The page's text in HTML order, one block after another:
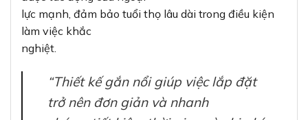
lực mạnh, đảm bảo tuổi thọ lâu dài trong điều kiện
làm việc khắc
nghiệt.
“Thiết kế gắn nổi giúp việc lắp đặt
trở nên đơn giản và nhanh